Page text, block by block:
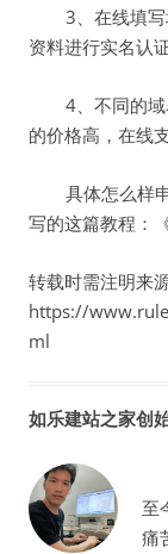
3、在线填
资料进行实名认
4、不同的
的价格高，在线
具体怎么样
写的这篇教程：
转载时需注明来
https://
ml
如乐建站之家创
至
痛